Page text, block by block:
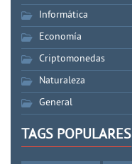
Informática
Economía
Criptomonedas
Naturaleza
General
TAGS POPULARES